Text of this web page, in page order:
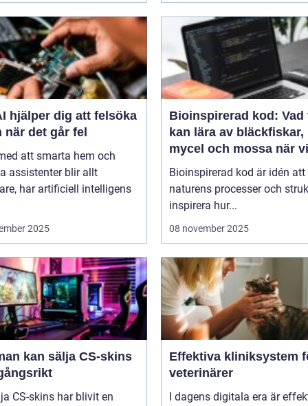
hjälper dig att felsöka
när det går fel
att smarta hem och
assistenter blir allt
har artificiell intelligens
2025
Bioinspirerad kod: Vad
kan lära av bläckfiskar,
mycel och mossa när vi
bygger nya system
Bioinspirerad kod är idén
naturens processer och
inspirera hur...
08 november 2025
kan sälja CS-skins
CS-skins har blivit en
Effektiva kliniksystem
veterinärer
I dagens digitala era är